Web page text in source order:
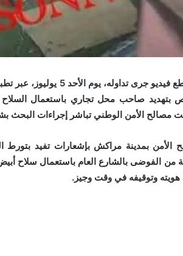
تفاعلت ولاية أمن مراكش بسرعة وجدية مع
بتهديد صاحب محل تجاري باستعمال
مصالح الأمن الوطني تباشر إجراءات البحث
بمدينة مراكش بإشعارات تفيد بتورط
الفوضى بالشارع العام باستعمال سلاح
وتوقيفه في وقت وجيز.